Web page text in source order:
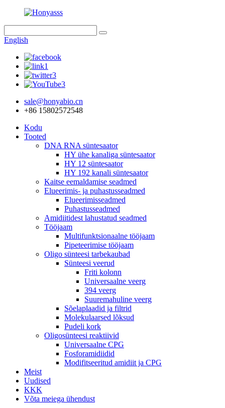
English
sale@honyabio.cn
+86 15802572548
Kodu
Tooted
DNA RNA süntesaator
HY ühe kanaliga süntesaator
HY 12 süntesaator
HY 192 kanali süntesaator
Kaitse eemaldamise seadmed
Elueerimis- ja puhastusseadmed
Elueerimisseadmed
Puhastusseadmed
Amidiitidest lahustatud seadmed
Tööjaam
Multifunktsionaalne tööjaam
Pipeteerimise tööjaam
Oligo sünteesi tarbekaubad
Sünteesi veerud
Friti kolonn
Universaalne veerg
394 veerg
Suuremahuline veerg
Sõelaplaadid ja filtrid
Molekulaarsed lõksud
Pudeli kork
Oligosünteesi reaktiivid
Universaalne CPG
Fosforamidiidid
Modifitseeritud amidiit ja CPG
Meist
Uudised
KKK
Võta meiega ühendust